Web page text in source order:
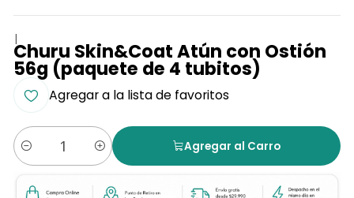
|
Churu Skin&Coat Atún con Ostión
56g (paquete de 4 tubitos)
Agregar a la lista de favoritos
Cantidad
Agregar al Carro